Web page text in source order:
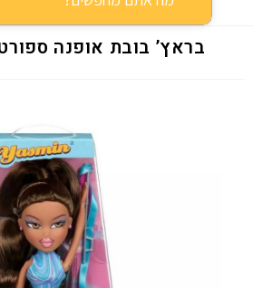
בראץ’ בובת אופנה